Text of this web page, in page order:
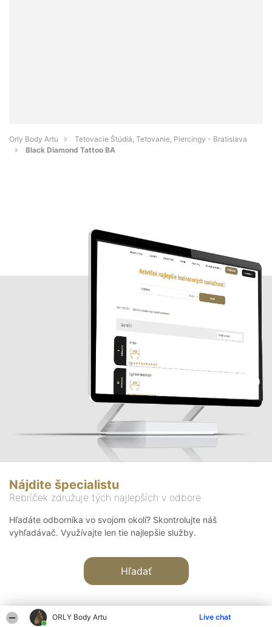
ORLY Body Artu Live chat
Orly Body Artu
Tetovacie Štúdiá, Tetovanie, Piercingy - Bratislava
Black Diamond Tattoo BA
Nájdite špecialistu
Rebríček združuje tých najlepších v odbore
Hľadáte odborníka vo svojom okolí? Skontrolujte náš
vyhľadávač. Využívajte len tie najlepšie služby.
Hľadať